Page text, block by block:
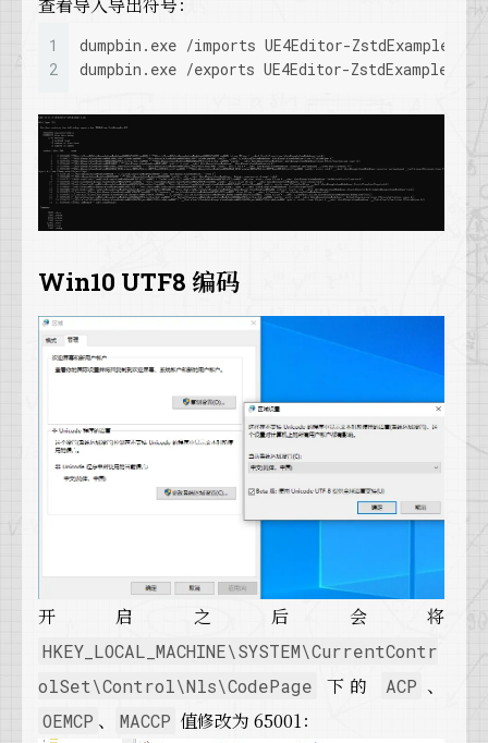
10
12
13
15
16
17
18
19
21
22
23
24
25
28
29
30
      /CLRHEADER
      /DIRECTIVES
      /DISASM[:{BYTES|NOBYTES}]
      /EXPORTS
      /FPO
      /HEADERS
      /IMPORTS[:filename]
      /LOADCONFIG
      /NOLOGO
      /NOPDB
      /PDATA
      /PDBPATH[:VERBOSE]
      /RANGE:vaMin[,vaMax]
      /RAWDATA[:{NONE|1|2|4|8}[,#]]
      /RELOCATIONS
      /SECTION:name
      /UNWINDINFO
查看导入导出符号：
1
2
dumpbin.exe /imports UE4Editor-ZstdExample.dll
dumpbin.exe /exports UE4Editor-ZstdExample.dll
Win10 UTF8 编码
开启之后会将
HKEY_LOCAL_MACHINE\SYSTEM\CurrentContr
olSet\Control\Nls\CodePage
下的 ACP 、
OEMCP 、 MACCP 值修改为 65001：